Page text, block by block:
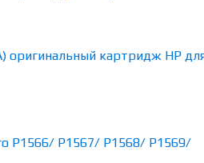
оригинальный картридж HP